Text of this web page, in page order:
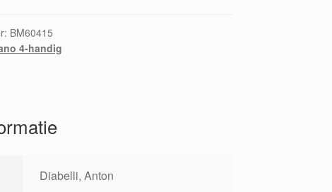
BM60415
4-handig
Diabelli, Anton